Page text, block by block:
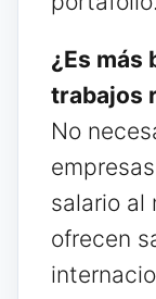
¿Es más
trabajos
No
salario al
ofrecen